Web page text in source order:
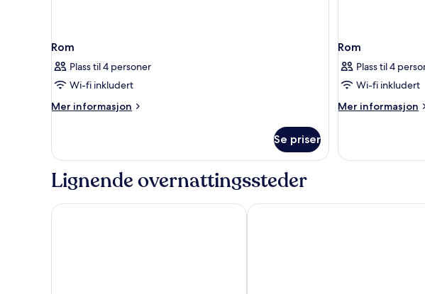
Rom
Plass til 4 personer
Wi-fi inkludert
Mer informasjon
Mer
Se priser
Rom
Plass til 4
Wi-fi inkludert
Mer informasjon
Mer
Lignende overnattingssteder
Jomtien Plaza Residence Zing Resort & Spa